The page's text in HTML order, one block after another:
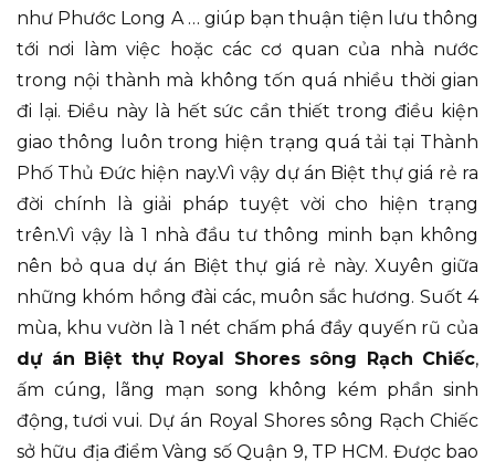
như Phước Long A … giúp bạn thuận tiện lưu thông
tới nơi làm việc hoặc các cơ quan của nhà nước
trong nội thành mà không tốn quá nhiều thời gian
đi lại. Điều này là hết sức cần thiết trong điều kiện
giao thông luôn trong hiện trạng quá tải tại Thành
Phố Thủ Đức hiện nay.Vì vậy dự án Biệt thự giá rẻ ra
đời chính là giải pháp tuyệt vời cho hiện trạng
trên.Vì vậy là 1 nhà đầu tư thông minh bạn không
nên bỏ qua dự án Biệt thự giá rẻ này. Xuyên giữa
những khóm hồng đài các, muôn sắc hương. Suốt 4
mùa, khu vườn là 1 nét chấm phá đầy quyến rũ của
dự án Biệt thự Royal Shores sông Rạch Chiếc,
ấm cúng, lãng mạn song không kém phần sinh
động, tươi vui. Dự án Royal Shores sông Rạch Chiếc
sở hữu địa điểm Vàng số Quận 9, TP HCM. Được bao